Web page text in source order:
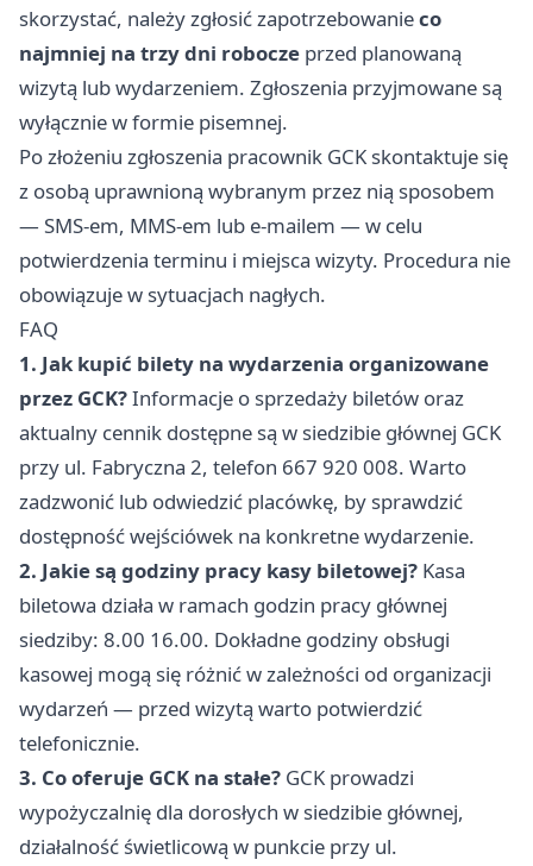
skorzystać, należy zgłosić zapotrzebowanieco
najmniej na trzy dni robocze przed planowaną
wizytą lub wydarzeniem. Zgłoszenia przyjmowane są
wyłącznie w formie pisemnej.
Po złożeniu zgłoszenia pracownik GCK skontaktuje się
z osobą uprawnioną wybranym przez nią sposobem
— SMS-em, MMS-em lub e-mailem — w celu
potwierdzenia terminu i miejsca wizyty. Procedura nie
obowiązuje w sytuacjach nagłych.
FAQ
1. Jak kupić bilety na wydarzenia organizowane
przez GCK?Informacje o sprzedaży biletów oraz
aktualny cennik dostępne są w siedzibie głównej GCK
przy ul. Fabryczna 2, telefon 667 920 008. Warto
zadzwonić lub odwiedzić placówkę, by sprawdzić
dostępność wejściówek na konkretne wydarzenie.
2. Jakie są godziny pracy kasy biletowej? Kasa
biletowa działa w ramach godzin pracy głównej
siedziby: 8.00 16.00. Dokładne godziny obsługi
kasowej mogą się różnić w zależności od organizacji
wydarzeń — przed wizytą warto potwierdzić
telefonicznie.
3. Co oferuje GCK na stałe? GCK prowadzi
wypożyczalnię dla dorosłych w siedzibie głównej,
działalność świetlicową w punkcie przy ul.